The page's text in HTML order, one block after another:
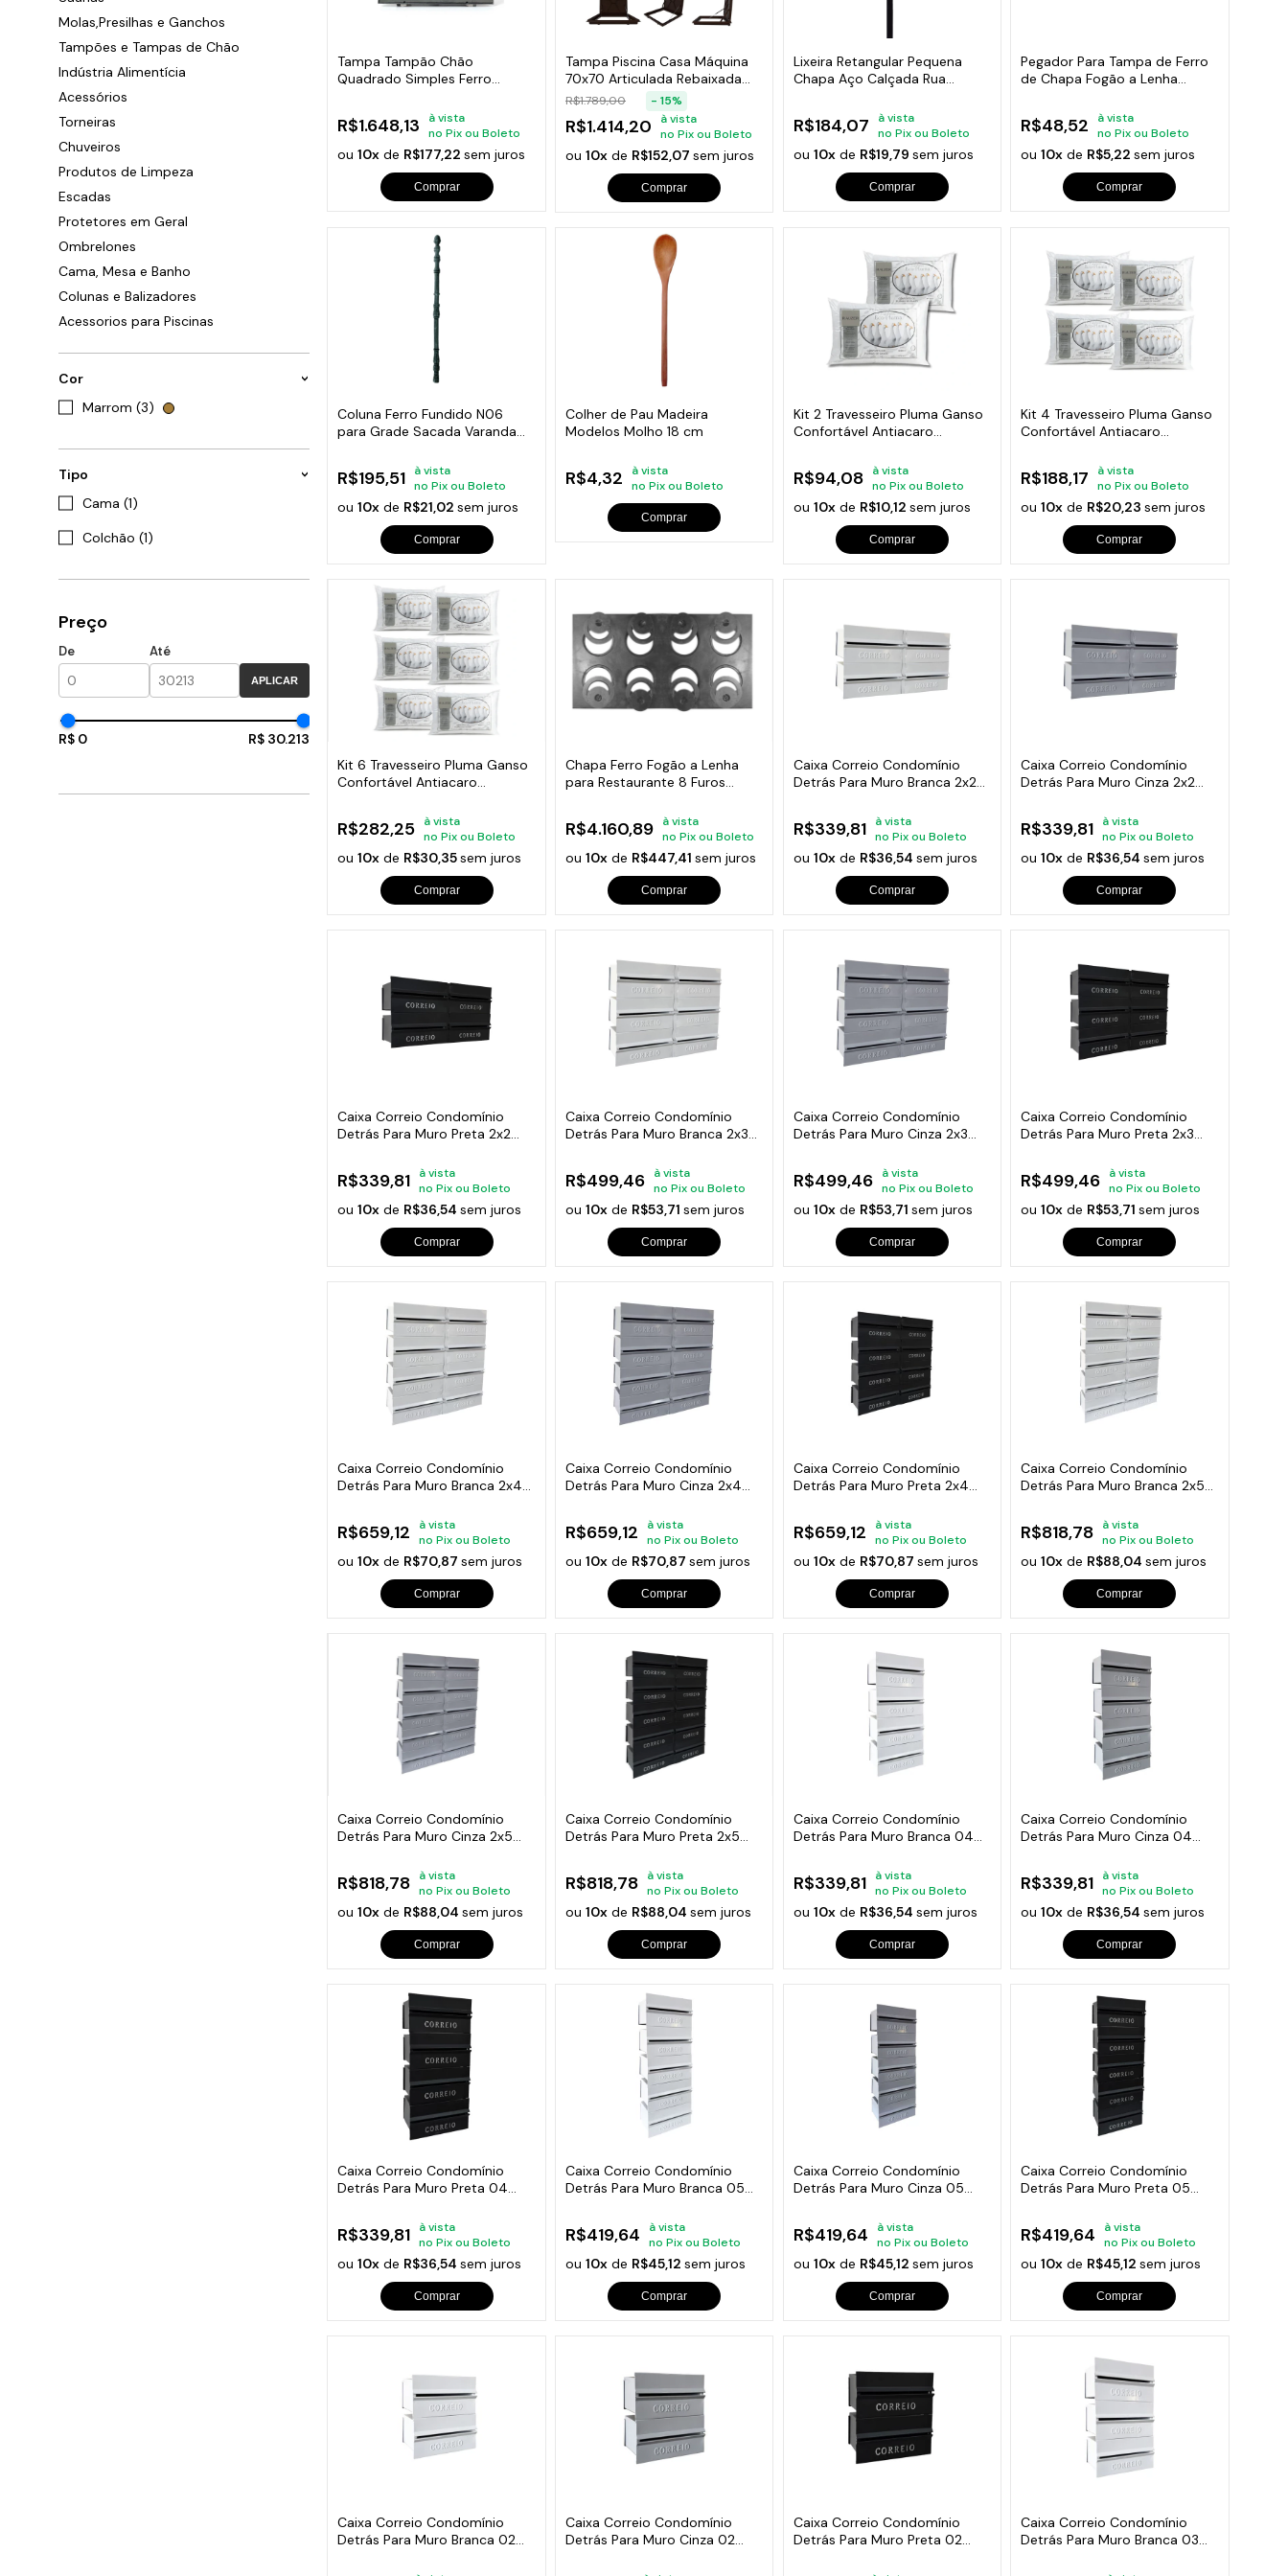
Tampões e Tampas de Chão
Ver Tudo
Molas,Presilhas e Ganchos
Tampões e Tampas de Chão
Indústria Alimentícia
Acessórios
Torneiras
Chuveiros
Produtos de Limpeza
Escadas
Protetores em Geral
Ombrelones
Cama, Mesa e Banho
Colunas e Balizadores
Acessorios para Piscinas
Cor
Marrom (3)
Tipo
Cama (1)
Colchão (1)
Preço
De Até
APLICAR
R$ 0 R$ 30.213
Tampa Tampão Chão
Quadrado Simples Ferro
R$1.648,13
à vista
no Pix ou Boleto
ou10x de R$177,22sem juros
Comprar
Tampa Piscina Casa Máquina
70x70 Articulada Rebaixada
Marrom
R$1.789,00 - 15%
R$1.414,20
à vista
no Pix ou Boleto
ou10x de R$152,07sem juros
Comprar
Lixeira Retangular Pequena
Chapa Aço Calçada Rua
R$184,07
à vista
no Pix ou Boleto
ou 10xde R$19,79 sem juros
Comprar
Pegador Para Tampa de Ferro
de Chapa Fogão a Lenha
R$48,52
à vista
no Pix ou Boleto
ou10x de R$5,22sem juros
Comprar
Coluna Ferro Fundido N06
para Grade Sacada Varanda
R$195,51
à vista
no Pix ou Boleto
ou10x de R$21,02sem juros
Comprar
Colher de Pau Madeira
Modelos Molho 18 cm
R$4,32
à vista
no Pix ou Boleto
Comprar
Kit 2 Travesseiro Pluma Ganso
Confortável Antiacaro
R$94,08
à vista
no Pix ou Boleto
ou 10xde R$10,12 sem juros
Comprar
Kit 4 Travesseiro Pluma Ganso
Confortável Antiacaro
R$188,17
à vista
no Pix ou Boleto
ou10x de R$20,23sem juros
Comprar
Kit 6 Travesseiro Pluma Ganso
Confortável Antiacaro
R$282,25
à vista
no Pix ou Boleto
ou10x de R$30,35sem juros
Comprar
Chapa Ferro Fogão a Lenha
para Restaurante 8 Furos
R$4.160,89
à vista
no Pix ou Boleto
ou10x de R$447,41sem juros
Comprar
Caixa Correio Condomínio
Detrás Para Muro Branca 2x2
R$339,81
à vista
no Pix ou Boleto
ou 10xde R$36,54 sem juros
Comprar
Caixa Correio Condomínio
Detrás Para Muro Cinza 2x2
R$339,81
à vista
no Pix ou Boleto
ou10x de R$36,54sem juros
Comprar
Caixa Correio Condomínio
Detrás Para Muro Preta 2x2
R$339,81
à vista
no Pix ou Boleto
ou10x de R$36,54sem juros
Comprar
Caixa Correio Condomínio
Detrás Para Muro Branca 2x3
R$499,46
à vista
no Pix ou Boleto
ou10x de R$53,71sem juros
Comprar
Caixa Correio Condomínio
Detrás Para Muro Cinza 2x3
R$499,46
à vista
no Pix ou Boleto
ou 10xde R$53,71 sem juros
Comprar
Caixa Correio Condomínio
Detrás Para Muro Preta 2x3
R$499,46
à vista
no Pix ou Boleto
ou10x de R$53,71sem juros
Comprar
Caixa Correio Condomínio
Detrás Para Muro Branca 2x4
R$659,12
à vista
no Pix ou Boleto
ou10x de R$70,87sem juros
Comprar
Caixa Correio Condomínio
Detrás Para Muro Cinza 2x4
R$659,12
à vista
no Pix ou Boleto
ou10x de R$70,87sem juros
Comprar
Caixa Correio Condomínio
Detrás Para Muro Preta 2x4
R$659,12
à vista
no Pix ou Boleto
ou 10xde R$70,87 sem juros
Comprar
Caixa Correio Condomínio
Detrás Para Muro Branca 2x5
R$818,78
à vista
no Pix ou Boleto
ou10x de R$88,04sem juros
Comprar
Caixa Correio Condomínio
Detrás Para Muro Cinza 2x5
R$818,78
à vista
no Pix ou Boleto
ou10x de R$88,04sem juros
Comprar
Caixa Correio Condomínio
Detrás Para Muro Preta 2x5
R$818,78
à vista
no Pix ou Boleto
ou10x de R$88,04sem juros
Comprar
Caixa Correio Condomínio
Detrás Para Muro Branca 04
R$339,81
à vista
no Pix ou Boleto
ou 10xde R$36,54 sem juros
Comprar
Caixa Correio Condomínio
Detrás Para Muro Cinza 04
R$339,81
à vista
no Pix ou Boleto
ou10x de R$36,54sem juros
Comprar
Caixa Correio Condomínio
Detrás Para Muro Preta 04
R$339,81
à vista
no Pix ou Boleto
ou10x de R$36,54sem juros
Comprar
Caixa Correio Condomínio
Detrás Para Muro Branca 05
R$419,64
à vista
no Pix ou Boleto
ou10x de R$45,12sem juros
Comprar
Caixa Correio Condomínio
Detrás Para Muro Cinza 05
R$419,64
à vista
no Pix ou Boleto
ou 10xde R$45,12 sem juros
Comprar
Caixa Correio Condomínio
Detrás Para Muro Preta 05
R$419,64
à vista
no Pix ou Boleto
ou10x de R$45,12sem juros
Comprar
Caixa Correio Condomínio
Detrás Para Muro Branca 02
Caixa Correio Condomínio
Detrás Para Muro Cinza 02
Caixa Correio Condomínio
Detrás Para Muro Preta 02
Caixa Correio Condomínio
Detrás Para Muro Branca 03